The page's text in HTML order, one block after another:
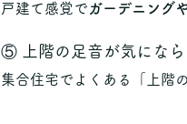
戸建て感覚で ガーデニング
⑤ 上階の足音が気になら
集合住宅でよくある「上階